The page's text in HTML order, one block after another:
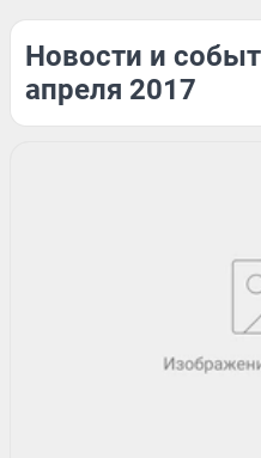
Новости и
апреля 2017